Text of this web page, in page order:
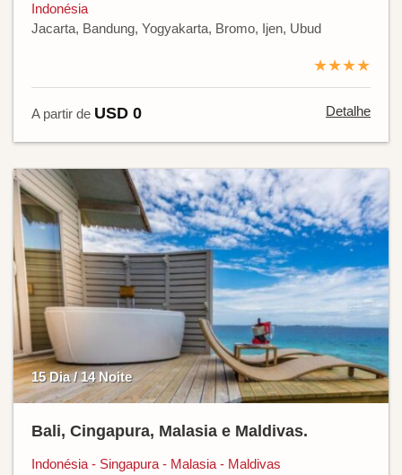
Indonésia
Jacarta, Bandung, Yogyakarta, Bromo, Ijen, Ubud
★★★★
A partir de USD 0 Detalhe
15 Dia / 14 Noite
Bali, Cingapura, Malasia e Maldivas.
Indonésia - Singapura - Malasia - Maldivas